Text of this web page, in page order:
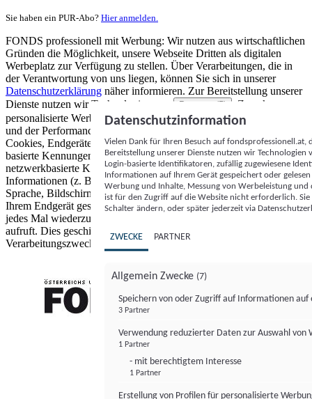
Sie haben ein PUR-Abo? Hier anmelden.
FONDS professionell mit Werbung: Wir nutzen aus wirtschaftlichen
Gründen die Möglichkeit, unsere Webseite Dritten als digitalen
Werbeplatz zur Verfügung zu stellen. Über Verarbeitungen, die in
der Verantwortung von uns liegen, können Sie sich in unserer
Datenschutzerklärung näher informieren. Zur Bereitstellung unserer
Dienste nutzen wir Technologien von
Partnern (5)
. Zwecke:
personalisierte Werbung und Inhalte, Messung von Werbeleistung
und der Performance von Inhalten sowie Zielgruppenforschung.
Cookies, Endgeräte- oder ähnliche Online-Kennungen (z. B. login-
basierte Kennungen, zufällig generierte Kennungen,
netzwerkbasierte Kennungen) können zusammen mit anderen
Informationen (z. B. Browsertyp und Browserinformationen,
Sprache, Bildschirmgröße, unterstützte Technologien usw.) auf
Ihrem Endgerät gespeichert oder von dort ausgelesen werden, um es
jedes Mal wiederzuerkennen, wenn es eine App oder einer Webseite
aufruft. Dies geschieht für einen oder mehrere der hier aufgeführten
Verarbeitungszwecke.
Datenschutzinformation
Vielen Dank für Ihren Besuch auf
Bereitstellung unserer Dienste nutzen wir Technologien
Login-basierte Identifikatoren, zufällig zugewiesene
Informationen auf Ihrem Gerät gespeichert oder
Werbung und Inhalte, Messung von Werbeleistung
ist für den Zugriff auf die Website nicht erforderlich.
Schalter ändern, oder später jederzeit via
ZWECKE PARTNER
Allgemein Zwecke (7)
Speichern von oder Zugriff auf Informationen auf
3 Partner
Verwendung reduzierter Daten zur Auswahl von
1 Partner
- mit berechtigtem Interesse
1 Partner
Erstellung von Profilen für personalisierte
FONDS professionell